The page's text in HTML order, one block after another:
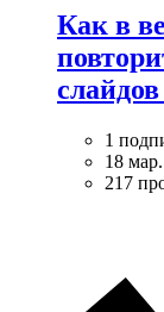
Как в
1
18 мар.
217